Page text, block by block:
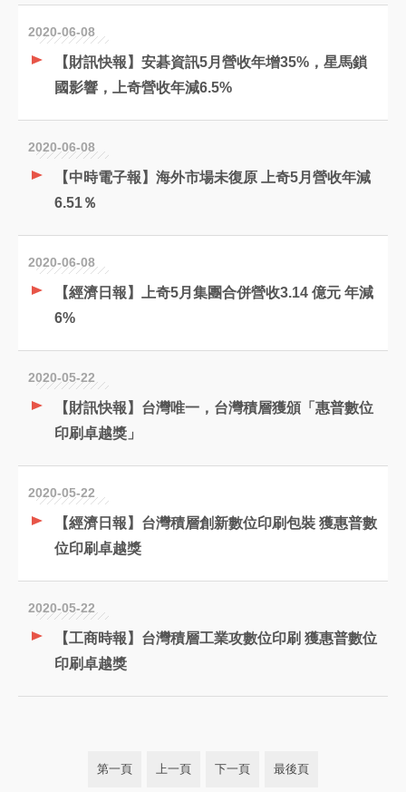
2020-06-08
【財訊快報】安碁資訊5月營收年增35%，星馬鎖
國影響，上奇營收年減6.5%
2020-06-08
【中時電子報】海外市場未復原 上奇5月營收年減
6.51％
2020-06-08
【經濟日報】上奇5月集團合併營收3.14 億元 年減
6%
2020-05-22
【財訊快報】台灣唯一，台灣積層獲頒「惠普數位
印刷卓越獎」
2020-05-22
【經濟日報】台灣積層創新數位印刷包裝 獲惠普數
位印刷卓越獎
2020-05-22
【工商時報】台灣積層工業攻數位印刷 獲惠普數位
印刷卓越獎
第一頁 上一頁 下一頁 最後頁